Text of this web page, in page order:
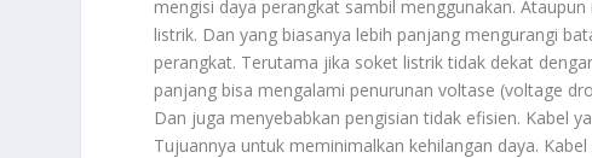
mengisi daya perangkat sambil menggunakan.
listrik. Dan yang biasanya lebih panjang mengurangi
perangkat. Terutama jika soket listrik tidak dekat
panjang bisa mengalami penurunan voltase (voltage
Dan juga menyebabkan pengisian tidak efisien. Kabel
Tujuannya untuk meminimalkan kehilangan daya.